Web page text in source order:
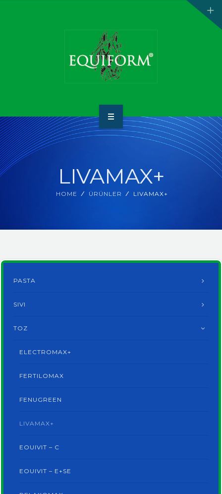
ANA SAYFA
HAKKIMIZDA
LIVAMAX+
HOME ÜRÜNLER LIVAMAX+
PASTA
SIVI
TOZ
ELECTROMAX+
FERTILOMAX
FENUGREEN
LIVAMAX+
EOUIVIT – C
EOUIVIT – E+SE